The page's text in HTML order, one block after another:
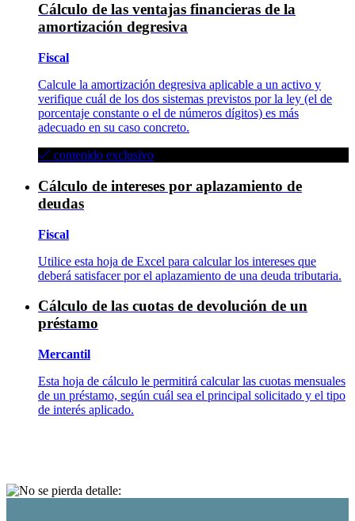
Cálculo de las ventajas financieras de la
amortización degresiva
Fiscal
Calcule la amortización degresiva aplicable a un activo y
verifique cuál de los dos sistemas previstos por la ley (el de
porcentaje constante o el de números dígitos) es más
adecuado en su caso concreto.
contenido exclusivo
Cálculo de intereses por aplazamiento de
deudas
Fiscal
Utilice esta hoja de Excel para calcular los intereses que
deberá satisfacer por el aplazamiento de una deuda tributaria.
Cálculo de las cuotas de devolución de un
préstamo
Mercantil
Esta hoja de cálculo le permitirá calcular las cuotas mensuales
de un préstamo, según cuál sea el principal solicitado y el tipo
de interés aplicado.